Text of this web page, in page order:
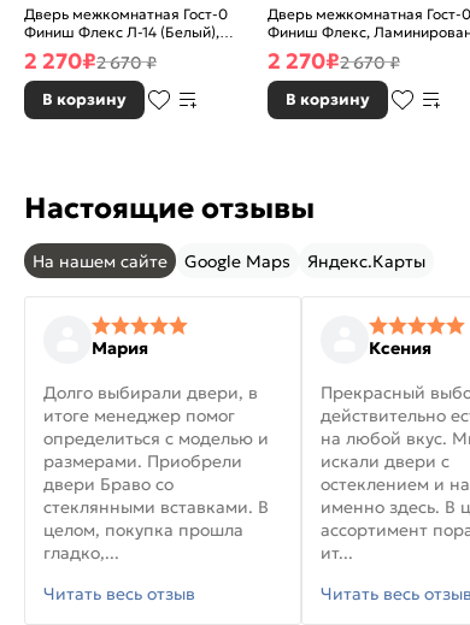
Дверь межкомнатная Гост-0
Финиш Флекс Л-14 (Белый),
глухая, каркасно-щитовая
2 270₽2 670 ₽
В корзину
Дверь межкомнатная Гост-0
Финиш Флекс,
Л-11 (ИталОрех), глухая,
каркасно-щитовая
2 270₽2 670 ₽
В корзину
Настоящие отзывы
На нашем сайте Google Maps Яндекс.Карты
Мария
Долго выбирали двери, в
итоге менеджер помог
определиться с моделью и
размерами. Приобрели
двери Браво со
стеклянными вставками. В
целом, покупка прошла
гладко,...
Читать весь отзыв
Ксения
Прекрасный
действительно
на любой вкус.
искали двери с
остеклением и
именно здесь. В
ассортимент
ит...
Читать весь отзыв